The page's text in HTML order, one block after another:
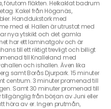
förutom fläkten. Helkaklat badrum
Kakel från Höganäs,
Handdukstork med
med el. Hallen är utrustat med
nya ytskikt och det gamla
har ett laminatgolv och är
till ett riktigt trevligt och billigt
till Knalleland med
och ishallen. Även lika
samt Borås Djurpark. 15 minuter
centrum. 3 minuter promenad till
Samt 30 minuter promenad till
från början av Juni eller
höra av er. Ingen prutmån,